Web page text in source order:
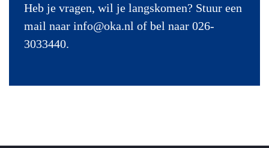
Heb je vragen, wil je langskomen? Stuur een
mail naar info@oka.nl of bel naar 026-
3033440.